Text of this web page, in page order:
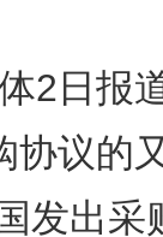
2日报
协议的
发出采